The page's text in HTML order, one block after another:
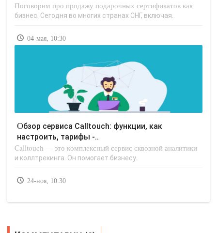
Поговорим про продажу подарочных сертификатов как
бизнес. Сегодня во многих странах СНГ, включая..
04-мая, 10:30
Обзор сервиса Calltouch: функции, как
настроить, тарифы -..
Calltouch — это комплексный сервис сквозной аналитики
и коллтрекинга. Он помогает бизнесу..
24-ноя, 10:30